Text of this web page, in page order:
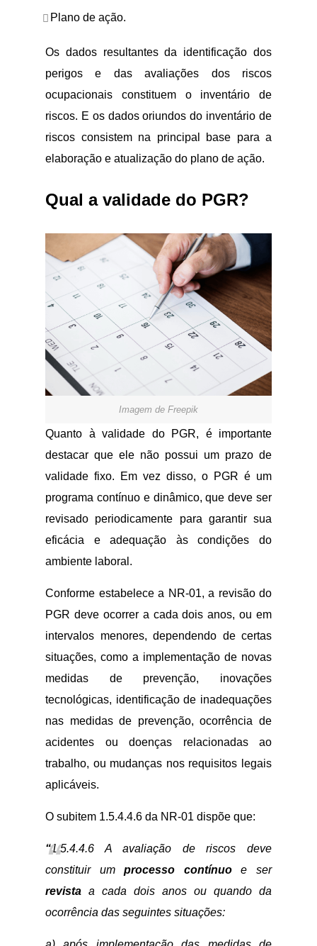
Plano de ação.
Os dados resultantes da identificação dos
perigos e das avaliações dos riscos
ocupacionais constituem o inventário de
riscos. E os dados oriundos do inventário de
riscos consistem na principal base para a
elaboração e atualização do plano de ação.
Qual a validade do PGR?
Imagem de Freepik
Quanto à validade do PGR, é importante
destacar que ele não possui um prazo de
validade fixo. Em vez disso, o PGR é um
programa contínuo e dinâmico, que deve ser
revisado periodicamente para garantir sua
eficácia e adequação às condições do
ambiente laboral.
Conforme estabelece a NR-01, a revisão do
PGR deve ocorrer a cada dois anos, ou em
intervalos menores, dependendo de certas
situações, como a implementação de novas
medidas de prevenção, inovações
tecnológicas, identificação de inadequações
nas medidas de prevenção, ocorrência de
acidentes ou doenças relacionadas ao
trabalho, ou mudanças nos requisitos legais
aplicáveis.
O subitem 1.5.4.4.6 da NR-01 dispõe que:
“1.5.4.4.6 A avaliação de riscos deve
constituir umprocesso contínuoe ser
revista a cada dois anos ou quando da
ocorrência das seguintes situações: